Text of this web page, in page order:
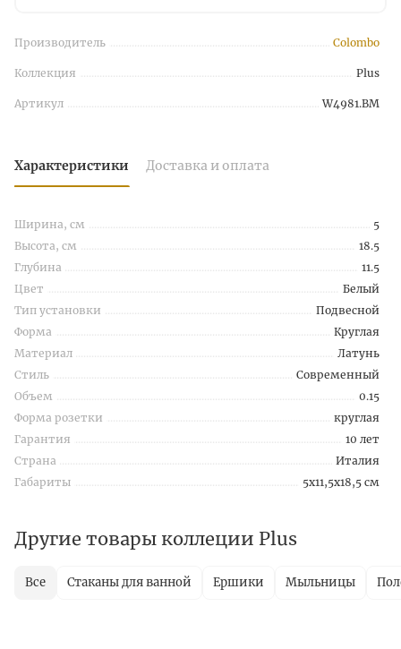
Производитель Colombo
Коллекция Plus
Артикул W4981.BM
Характеристики Доставка и оплата
Ширина, см
5
Высота, см
18.5
Глубина
11.5
Цвет
Белый
Тип установки
Подвесной
Форма
Круглая
Материал
Латунь
Стиль
Современный
Объем
0.15
Форма розетки
круглая
Гарантия
10 лет
Страна
Италия
Габариты
5x11,5x18,5 см
Другие товары коллеции Plus
Все Стаканы для ванной Ершики Мыльницы